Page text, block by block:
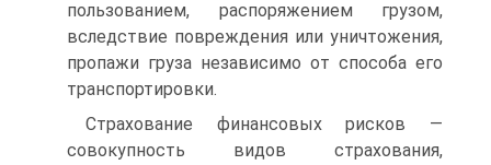
пользованием, распоряжением грузом,
вследствие повреждения или уничтожения,
пропажи груза независимо от способа его
транспортировки.
Страхование финансовых рисков —
совокупность видов страхо­вания,